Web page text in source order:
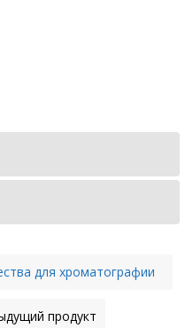
для хроматографии
продукт